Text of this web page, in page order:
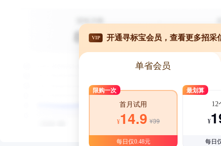
VIP 开通寻标宝会员，查看更多招采
单省会员
限购一次
首月试用
¥14.9 ¥39
每日仅0.48元
最划算
12
¥
每日